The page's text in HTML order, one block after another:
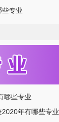
些专业
哪些专业
年有哪些专业